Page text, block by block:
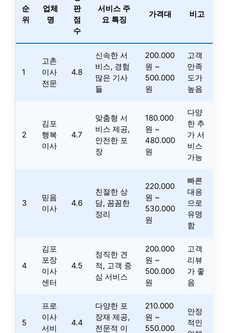
순
위
업체
명
판
점
수
서비스 주
요 특징
가격대 비고
1
고촌
이사
전문
4.8
신속한 서
비스, 경험
많은 기사
들
200.000
원 ~
500.000
원
고객
만족
도가
높음
2
김포
행복
이사
4.7
맞춤형 서
비스 제공,
안전한 포
장
180.000
원 ~
480.000
원
다양
한 추
가 서
비스
가능
3
믿음
이사
4.6
친절한 상
담, 꼼꼼한
정리
220.000
원 ~
530.000
원
빠른
대응
으로
유명
함
4
김포
포장
이사
센터
4.5
정직한 견
적, 고객 중
심 서비스
200.000
원 ~
500.000
원
고객
리뷰
가 좋
음
5
프로
이사
서비
4.4
다양한 포
장재 제공,
전문적 이
210.000
원 ~
550.000
안정
적인